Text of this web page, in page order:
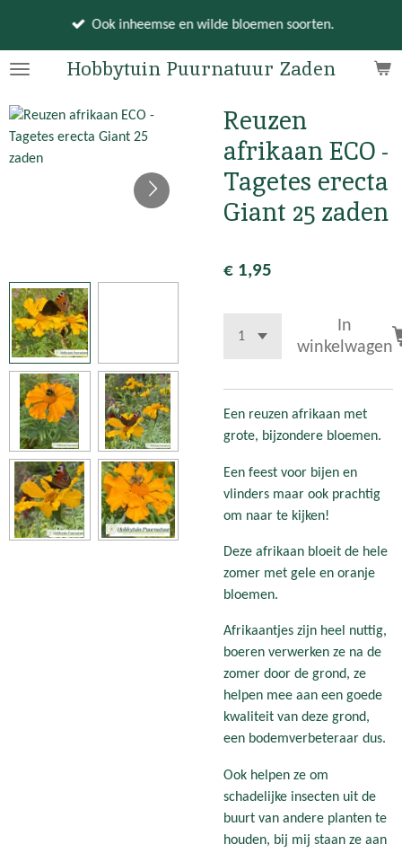
naar
hoofdinhoud
Hobbytuin Puurnatuur Zaden
Ook inheemse en wilde bloemen soorten.
Reuzen
afrikaan ECO -
Tagetes erecta
Giant 25 zaden
€ 1,95
In
winkelwagen
Een reuzen afrikaan met
grote, bijzondere bloemen.
Een feest voor bijen en
vlinders maar ook prachtig
om naar te kijken!
Deze afrikaan bloeit de hele
zomer met gele en oranje
bloemen.
Afrikaantjes zijn heel nuttig,
boeren verwerken ze na de
zomer door de grond, ze
helpen mee aan een goede
kwaliteit van deze grond,
een bodemverbeteraar dus.
Ook helpen ze om
schadelijke insecten uit de
buurt van andere planten te
houden, bij mij staan ze aan